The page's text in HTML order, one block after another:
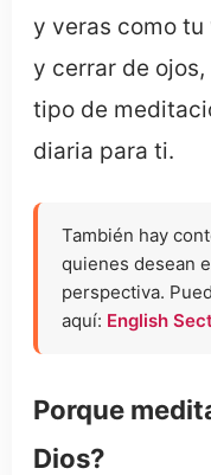
y veras como
y cerrar de
tipo de
diaria para ti.
También hay
quienes desean
perspectiva.
aquí: English
Porque
Dios?